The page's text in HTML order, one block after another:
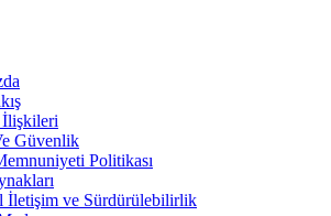
İlişkileri
Güvenlik
Politikası
İletişim ve Sürdürülebilirlik